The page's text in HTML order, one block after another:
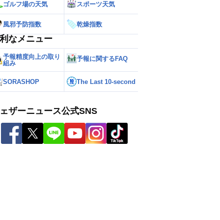
ゴルフ場の天気 スポーツ天気
風邪予防指数 乾燥指数
なメニュー
予報精度向上の取り
組み
予報に関するFAQ
SORASHOP The Last 10-second
ザーニュース公式SNS